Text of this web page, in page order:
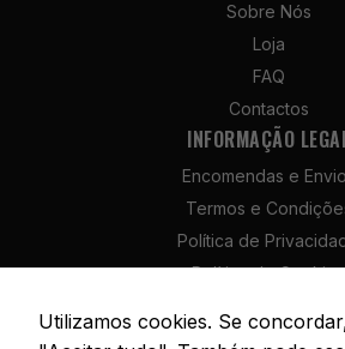
Sobre Nós
Loja
FAQ
Contactos
INFORMAÇÃO
Encomendas e
Termos e
Política de
Política de Cookies
Livro de Reclamações
Utilizamos cookies. Se
do
e a
do